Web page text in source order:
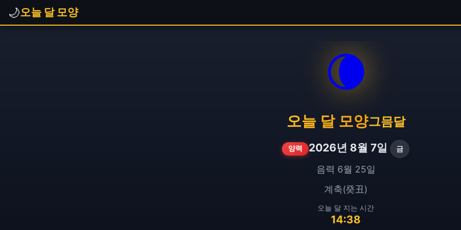
🌙오늘 달 모양
🌘
오늘 달 모양그믐달
양력 2026년 8월 7일 금
음력 6월 25일
계축(癸丑)
오늘 달 지는 시간
14:38